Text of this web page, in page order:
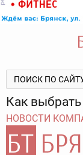
Как
НОВОСТИ